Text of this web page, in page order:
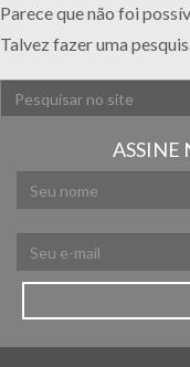
Parece que não foi
Talvez fazer uma
ASSINE